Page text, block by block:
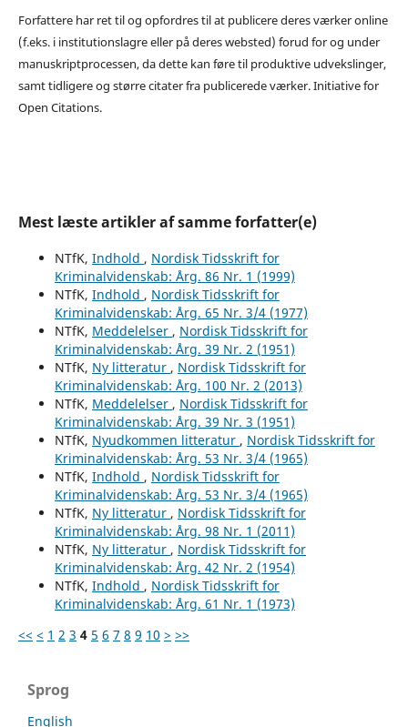
Forfattere har ret til og opfordres til at publicere deres værker online
(f.eks. i institutionslagre eller på deres websted) forud for og under
manuskriptprocessen, da dette kan føre til produktive udvekslinger,
samt tidligere og større citater fra publicerede værker. Initiative for
Open Citations.
Mest læste artikler af samme forfatter(e)
NTfK, Indhold , Nordisk Tidsskrift for
Kriminalvidenskab: Årg. 86 Nr. 1 (1999)
NTfK, Indhold , Nordisk Tidsskrift for
Kriminalvidenskab: Årg. 65 Nr. 3/4 (1977)
NTfK, Meddelelser , Nordisk Tidsskrift for
Kriminalvidenskab: Årg. 39 Nr. 2 (1951)
NTfK, Ny litteratur , Nordisk Tidsskrift for
Kriminalvidenskab: Årg. 100 Nr. 2 (2013)
NTfK, Meddelelser , Nordisk Tidsskrift for
Kriminalvidenskab: Årg. 39 Nr. 3 (1951)
NTfK, Nyudkommen litteratur , Nordisk Tidsskrift for
Kriminalvidenskab: Årg. 53 Nr. 3/4 (1965)
NTfK, Indhold , Nordisk Tidsskrift for
Kriminalvidenskab: Årg. 53 Nr. 3/4 (1965)
NTfK, Ny litteratur , Nordisk Tidsskrift for
Kriminalvidenskab: Årg. 98 Nr. 1 (2011)
NTfK, Ny litteratur , Nordisk Tidsskrift for
Kriminalvidenskab: Årg. 42 Nr. 2 (1954)
NTfK, Indhold , Nordisk Tidsskrift for
Kriminalvidenskab: Årg. 61 Nr. 1 (1973)
<< < 1 2 3 4 5 6 7 8 9 10 > >>
Sprog
English